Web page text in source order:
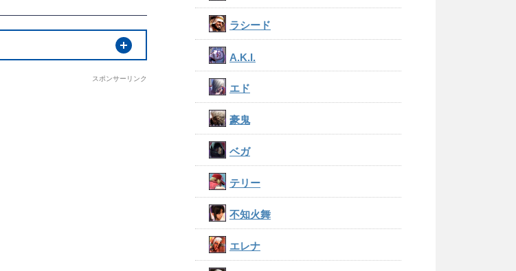
スポンサーリンク
ラシード
A.K.I.
エド
豪鬼
ベガ
テリー
不知火舞
エレナ